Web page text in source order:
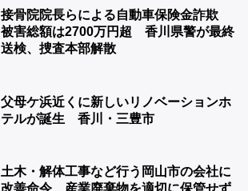
接骨院院長らによる自動車保険金詐欺
被害総額は2700万円超 香川県警が最終
送検、捜査本部解散
父母ケ浜近くに新しいリノベーションホ
テルが誕生 香川・三豊市
土木・解体工事など行う岡山市の会社に
改善命令 産業廃棄物を適切に保管せず